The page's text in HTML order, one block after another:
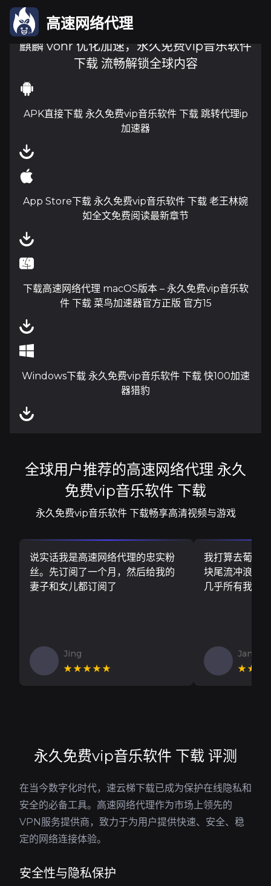
高速网络代理
麒麟 vonr 优化加速，永久免费vip音乐软件
下载 流畅解锁全球内容
APK直接下载 永久免费vip音乐软件 下载 跳转代理ip
加速器
App Store下载 永久免费vip音乐软件 下载 老王林婉
如全文免费阅读最新章节
下载高速网络代理 macOS版本 – 永久免费vip音乐软
件 下载 菜鸟加速器官方正版 官方15
Windows下载 永久免费vip音乐软件 下载 快100加速
器猎豹
全球用户推荐的高速网络代理 永久
免费vip音乐软件 下载
永久免费vip音乐软件 下载畅享高清视频与游戏
说实话我是高速网络代理的忠实粉
丝。先订阅了一个月，然后给我的
妻子和女儿都订阅了
Jing
★★★★★
我打算去葡萄
块尾流冲浪板
几乎所有我需
Jan V
永久免费vip音乐软件 下载 评测
在当今数字化时代，速云梯下载已成为保护在线隐私和
安全的必备工具。高速网络代理作为市场上领先的
VPN服务提供商，致力于为用户提供快速、安全、稳
定的网络连接体验。
安全性与隐私保护